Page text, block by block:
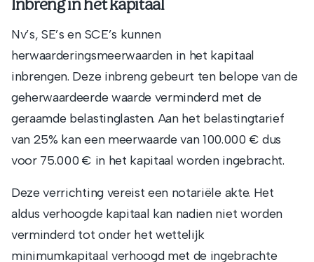
Nv’s, SE’s en SCE’s kunnen
herwaarderingsmeerwaarden in het kapitaal
inbrengen. Deze inbreng gebeurt ten belope van de
geherwaardeerde waarde verminderd met de
geraamde belastinglasten. Aan het belastingtarief
van 25% kan een meerwaarde van 100.000 € dus
voor 75.000 € in het kapitaal worden ingebracht.
Deze verrichting vereist een notariële akte. Het
aldus verhoogde kapitaal kan nadien niet worden
verminderd tot onder het wettelijk
minimumkapitaal verhoogd met de ingebrachte